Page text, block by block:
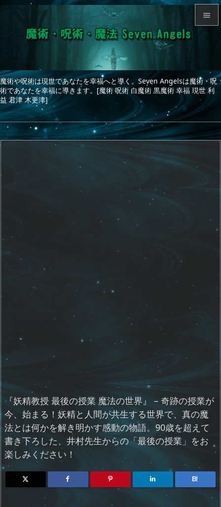
魔術や呪術は現世であなたを幸福へと導く。Seven Angelsは魔術・呪
術であなたを幸福に導きます。[魔術 呪術 白魔術 黒魔術 幸福 現世 利
益 君津 木更津]

サイド


次へ

『妖精教授 最後の授業 魔法の世界』 – 奇跡の授業が
今、始まる！妖精と人間が共生する世界で、真の魔
法とは何かを解き明かす感動の物語。90歳を超えて
書き下ろした、井村先生からの「最後の授業」をお
楽しみください！
B!